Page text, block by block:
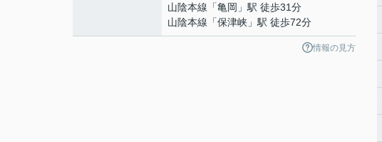
山陰本線 「亀岡 」駅 徒歩31分
山陰本線 「保津峡 」駅 徒歩72分
情報の見方